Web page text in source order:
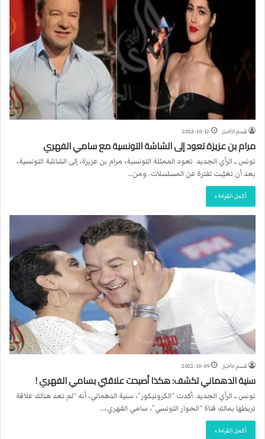
قسم الأخبار 2022-10-12
مرام بن عزيزة تعود إلى الشاشة التونسية مع سامي الفهري
تونس ــ الرأي الجديد تعود الممثلة التونسية، مرام بن عزيزة، إلى الشاشة التونسية،
بعد أن تغيّبت لفترة عن المسلسلات. ومن…
أكمل القراءة »
قسم الأخبار 2022-10-09
سنية الدهماني تكشف: هكذا أصبحت علاقتي بسامي الفهري !
تونس ــ الرأي الجديد أكدت “الكرونيكور”، سنية الدهماني، أنه “لم تعد هنالك علاقة
تربطها بمالك قناة “الحوار التونسي”، سامي الفهري،…
أكمل القراءة »